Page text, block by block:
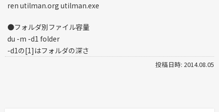
ren utilman.org utilman.exe
●フォルダ別ファイル容量
du -m -d1 folder
-d1の[1]はフォルダの深さ
投稿日時: 2014.08.05